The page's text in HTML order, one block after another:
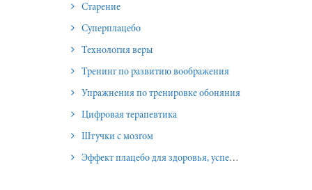
Старение
Суперплацебо
Технология веры
Тренинг по развитию воображения
Упражнения по тренировке обоняния
Цифровая терапевтика
Штучки с мозгом
Эффект плацебо для здоровья, успеха и отношений